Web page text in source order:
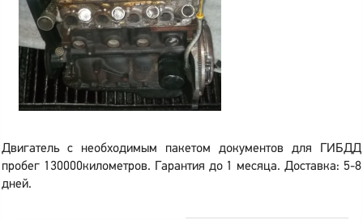
Двигатель с необходимым пакетом документов для ГИБДД
пробег 130000километров. Гарантия до 1 месяца. Доставка: 5-8
дней.